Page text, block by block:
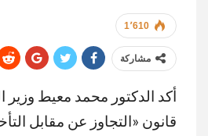
1٬610
مشاركة
أكد الدكتور محمد معيط وزير
قانون «التجاوز عن مقابل